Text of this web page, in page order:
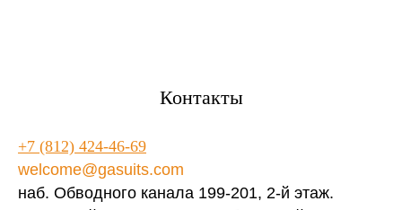
Контакты
+7 (812) 424-46-69
welcome@gasuits.com
наб. Обводного канала 199-201, 2-й этаж.